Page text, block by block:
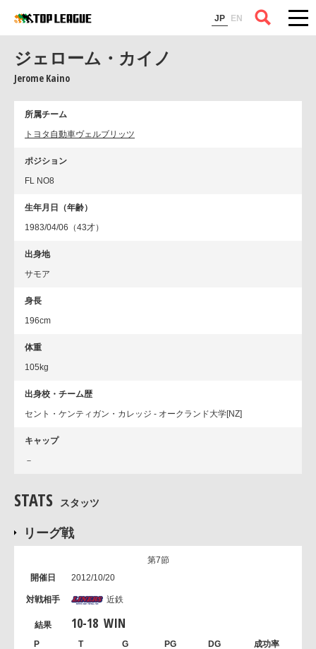
JP EN
コラム
ジェローム・カイノ
Jerome Kaino
所属チーム
トヨタ自動車ヴェルブリッツ
ポジション
FL NO8
生年月日（年齢）
1983/04/06（43才）
出身地
サモア
身長
196cm
体重
105kg
出身校・チーム歴
セント・ケンティガン・カレッジ - オークランド大学[NZ]
キャップ
－
STATS スタッツ
リーグ戦
第7節
2012/10/20
近鉄
10-18 WIN